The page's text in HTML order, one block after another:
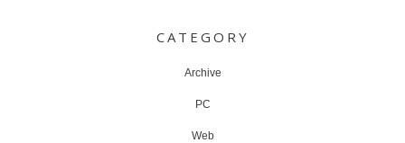
CATEGORY
Archive
PC
Web